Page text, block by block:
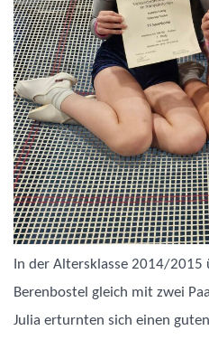
In der Altersklasse 2014/2015
Berenbostel gleich mit zwei
Julia erturnten sich einen